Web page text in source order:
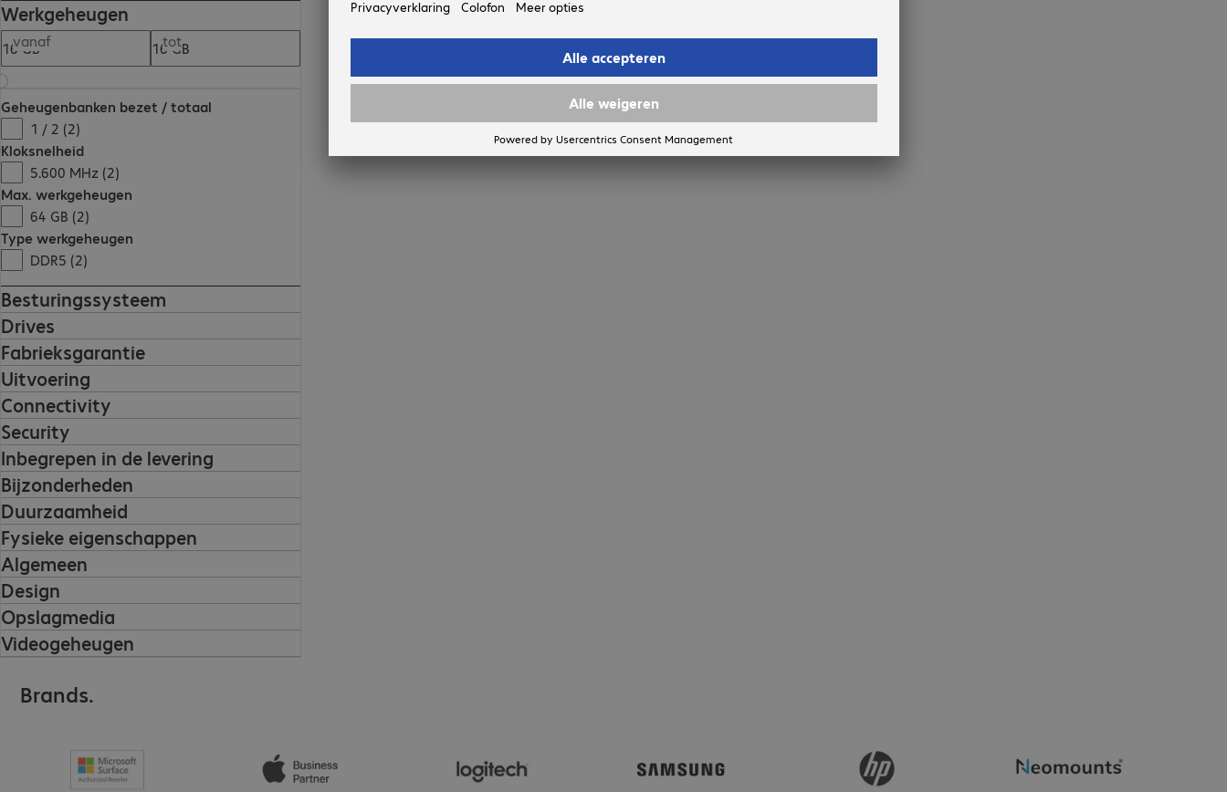
Werkgeheugen
vanaf tot
Geheugenbanken bezet / totaal
1 / 2 (2)
Kloksnelheid
5.600 MHz (2)
Max. werkgeheugen
64 GB (2)
Type werkgeheugen
DDR5 (2)
Besturingssysteem
Drives
Fabrieksgarantie
Uitvoering
Connectivity
Security
Inbegrepen in de levering
Bijzonderheden
Duurzaamheid
Fysieke eigenschappen
Algemeen
Design
Opslagmedia
Videogeheugen
Brands.